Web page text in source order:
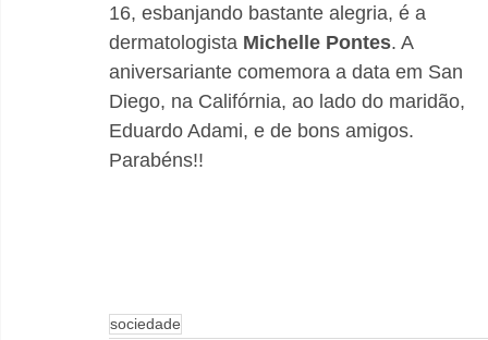
16, esbanjando bastante alegria, é a
dermatologista Michelle Pontes. A
aniversariante comemora a data em San
Diego, na Califórnia, ao lado do maridão,
Eduardo Adami, e de bons amigos.
Parabéns!!
sociedade